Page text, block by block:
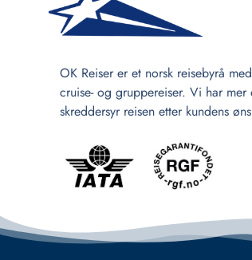
OK Reiser er et norsk reisebyrå
cruise- og gruppereiser. Vi har
skreddersyr reisen etter kundens